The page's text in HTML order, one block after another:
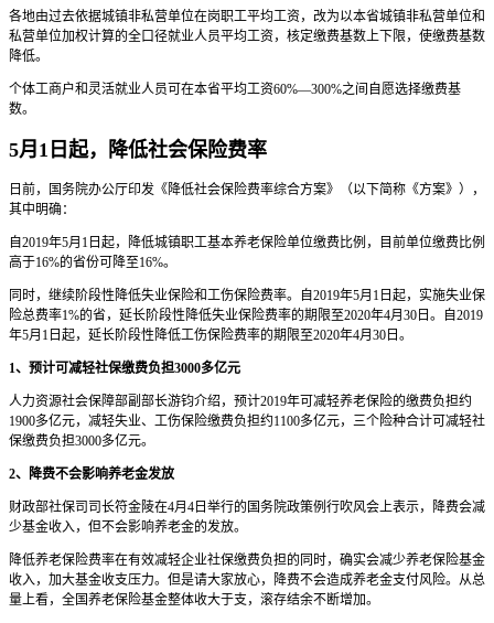
各地由过去依据城镇非私营单位在岗职工平均工资，改为以本省城镇非私营单位和
私营单位加权计算的全口径就业人员平均工资，核定缴费基数上下限，使缴费基数
降低。
个体工商户和灵活就业人员可在本省平均工资60%—300%之间自愿选择缴费基
数。
5月1日起，降低社会保险费率
日前，国务院办公厅印发《降低社会保险费率综合方案》（以下简称《方案》），
其中明确：
自2019年5月1日起，降低城镇职工基本养老保险单位缴费比例，目前单位缴费比例
高于16%的省份可降至16%。
同时，继续阶段性降低失业保险和工伤保险费率。自2019年5月1日起，实施失业保
险总费率1%的省，延长阶段性降低失业保险费率的期限至2020年4月30日。自2019
年5月1日起，延长阶段性降低工伤保险费率的期限至2020年4月30日。
1、预计可减轻社保缴费负担3000多亿元
人力资源社会保障部副部长游钧介绍，预计2019年可减轻养老保险的缴费负担约
1900多亿元，减轻失业、工伤保险缴费负担约1100多亿元，三个险种合计可减轻社
保缴费负担3000多亿元。
2、降费不会影响养老金发放
财政部社保司司长符金陵在4月4日举行的国务院政策例行吹风会上表示，降费会减
少基金收入，但不会影响养老金的发放。
降低养老保险费率在有效减轻企业社保缴费负担的同时，确实会减少养老保险基金
收入，加大基金收支压力。但是请大家放心，降费不会造成养老金支付风险。从总
量上看，全国养老保险基金整体收大于支，滚存结余不断增加。